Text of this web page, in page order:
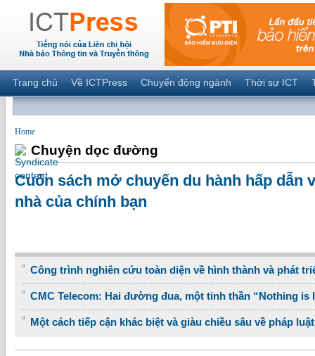
Trang chủ Về ICTPress Chuyển động ngành Thời sự ICT
Home
Chuyện dọc đường
Cuốn sách mở chuyến du hành hấp dẫn
nhà của chính bạn
Công trình nghiên cứu toàn diện về hình thành và phát
CMC Telecom: Hai đường đua, một tinh thần “Nothing is
Một cách tiếp cận khác biệt và giàu chiều sâu về pháp